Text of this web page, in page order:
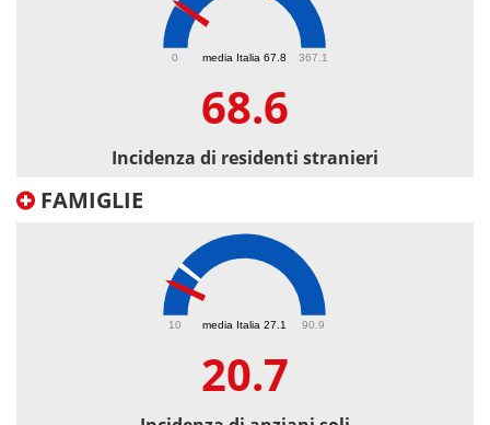
media Italia 67.8
0 367.1
68.6
Incidenza di residenti stranieri
FAMIGLIE
media Italia 27.1
10 90.9
20.7